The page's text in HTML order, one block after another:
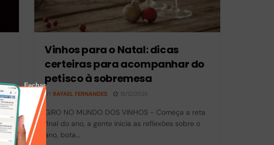
Vinhos para o Natal: dicas
certeiras para acompanhar do
petisco à sobremesa
BY RAFAEL FERNANDES 18/12/2025
GIRO NO MUNDO DOS VINHOS - Começa a reta
final do ano, a gente inicia as reflexões sobre o
ano, bota...
Fechar